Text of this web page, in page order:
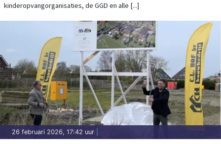
kinderopvangorganisaties, de GGD en alle [...]
26 februari 2026, 17:42 uur